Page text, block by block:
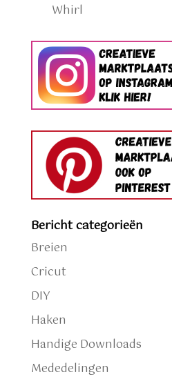
Whirl
Bericht categorieën
Breien
Cricut
DIY
Haken
Handige Downloads
Mededelingen